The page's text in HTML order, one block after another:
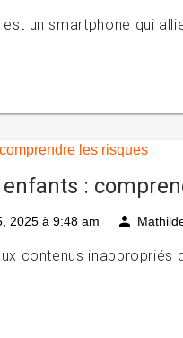
est un smartphone qui
enfants :
2025 à 9:48 am person
contenus inappropriés